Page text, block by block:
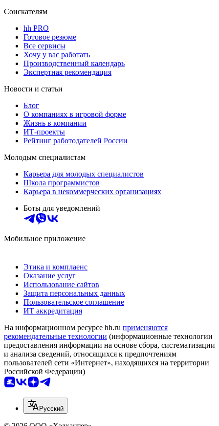
Соискателям
hh PRO
Готовое резюме
Все сервисы
Хочу у вас работать
Производственный календарь
Экспертная рекомендация
Новости и статьи
Блог
О компаниях в игровой форме
Жизнь в компании
ИТ-проекты
Рейтинг работодателей России
Молодым специалистам
Карьера для молодых специалистов
Школа программистов
Карьера в некоммерческих организациях
Боты для уведомлений
Мобильное приложение
Этика и комплаенс
Оказание услуг
Использование сайтов
Защита персональных данных
Пользовательское соглашение
ИТ аккредитация
На информационном ресурсе hh.ru применяются
рекомендательные технологии (информационные технологии
предоставления информации на основе сбора, систематизации
и анализа сведений, относящихся к предпочтениям
пользователей сети «Интернет», находящихся на территории
Российской Федерации)
Русский